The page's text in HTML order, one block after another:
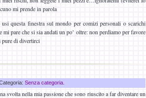
mi prende in parola
questa finestra sul mondo per comizi personali o scarichi
pare che si sia andati un po’ oltre: non perdiamo per favore
pure di divertirci
Senza categoria
svolta nella mia passione che sono riuscito a far diventare un